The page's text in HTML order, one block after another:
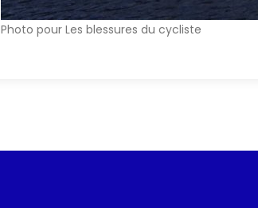
Photo pour Les blessures du cycliste